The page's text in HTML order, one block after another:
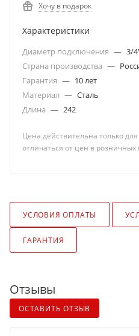
Хочу в подарок
Характеристики
Диаметр подключения — 3/
Страна производства —
Гарантия — 10 лет
Материал — Сталь
Длина — 242
Цена действительна только
отличаться от цен в розничных
УСЛОВИЯ ОПЛАТЫ
ГАРАНТИЯ
Отзывы
ОСТАВИТЬ ОТЗЫВ